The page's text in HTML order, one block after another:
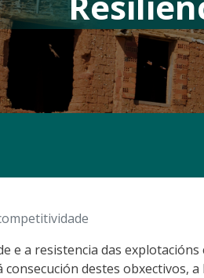
e a resistencia das
destes obxectivos,